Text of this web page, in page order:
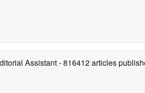
Assistant- 816412 articles